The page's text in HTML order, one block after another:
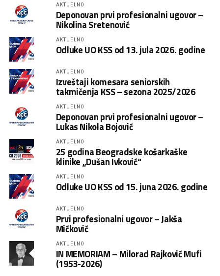
AKTUELNO
Deponovan prvi profesionalni ugovor –
Nikolina Sretenović
AKTUELNO
Odluke UO KSS od 13. jula 2026. godine
AKTUELNO
Izveštaji komesara seniorskih
takmičenja KSS – sezona 2025/2026
AKTUELNO
Deponovan prvi profesionalni ugovor –
Lukas Nikola Bojović
AKTUELNO
25 godina Beogradske košarkaške
klinike „Dušan Ivković“
AKTUELNO
Odluke UO KSS od 15. juna 2026. godine
AKTUELNO
Prvi profesionalni ugovor – Jakša
Mićković
AKTUELNO
IN MEMORIAM – Milorad Rajković Mufi
(1953-2026)